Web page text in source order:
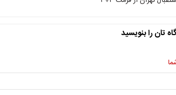
تان را بنویسید